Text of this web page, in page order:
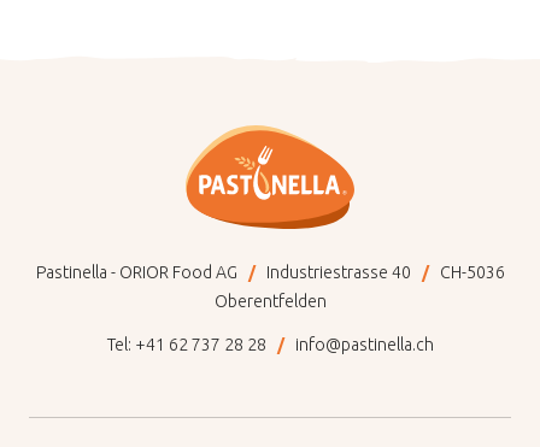
Pastinella - ORIOR Food AG Industriestrasse 40
CH-5036
Oberentfelden
Tel: +41 62 737 28 28 info@pastinella.ch